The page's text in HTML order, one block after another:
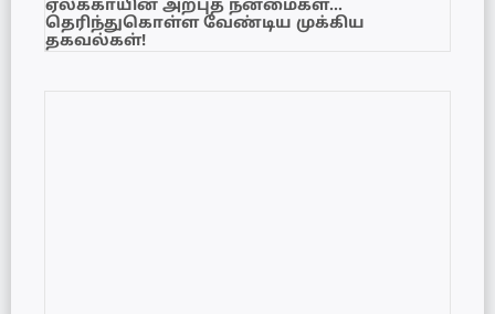
ஏலக்காயின் அற்புத நன்மைகள்…
தெரிந்துகொள்ள வேண்டிய முக்கிய
தகவல்கள்!